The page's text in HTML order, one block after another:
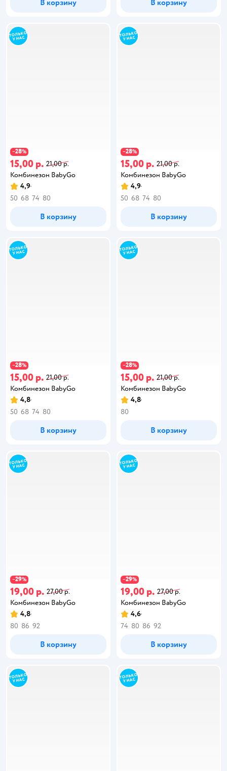
В корзину В корзину
−28%
15,00 р. 21,00 р.
Комбинезон BabyGo
4,9
50 68 74 80
В корзину
−28%
15,00 р. 21,00 р.
Комбинезон BabyGo
4,9
50 68 74 80
В корзину
−28%
15,00 р. 21,00 р.
Комбинезон BabyGo
4,8
50 68 74 80
В корзину
−28%
15,00 р. 21,00 р.
Комбинезон BabyGo
4,8
80
В корзину
−29%
19,00 р. 27,00 р.
Комбинезон BabyGo
4,8
80 86 92
В корзину
−29%
19,00 р. 27,00 р.
Комбинезон BabyGo
4,6
74 80 86 92
В корзину